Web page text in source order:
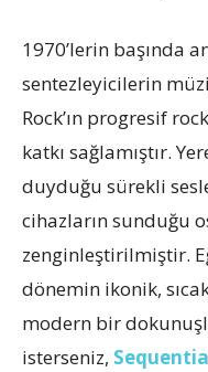
1970’lerin başında
sentezleyicilerin
Rock’ın progresif
katkı sağlamıştır.
duyduğu sürekli
cihazların sunduğu
zenginleştirilmiştir.
dönemin ikonik,
modern bir
isterseniz,